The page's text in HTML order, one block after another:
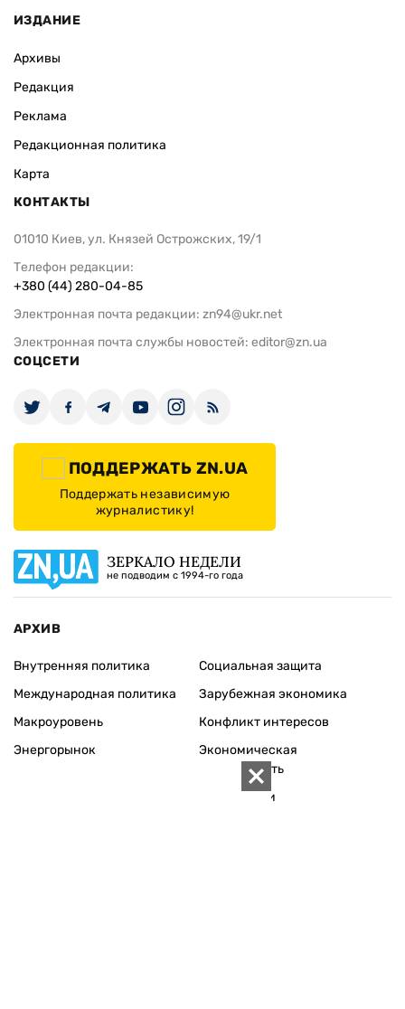
ИЗДАНИЕ
Архивы
Редакция
Реклама
Редакционная политика
Карта
КОНТАКТЫ
01010 Киев, ул. Князей Острожских, 19/1
Телефон редакции:
+380 (44) 280-04-85
Электронная почта редакции: zn94@ukr.net
Электронная почта службы новостей: editor@zn.ua
СОЦСЕТИ
ПОДДЕРЖАТЬ ZN.UA
Поддержать независимую
журналистику!
ЗЕРКАЛО НЕДЕЛИ
не подводим с 1994-го года
АРХИВ
Внутренняя политика
Международная политика
Макроуровень
Энергорынок
Социальная защита
Зарубежная экономика
Конфликт интересов
Экономическая
безопасность
Персоналии